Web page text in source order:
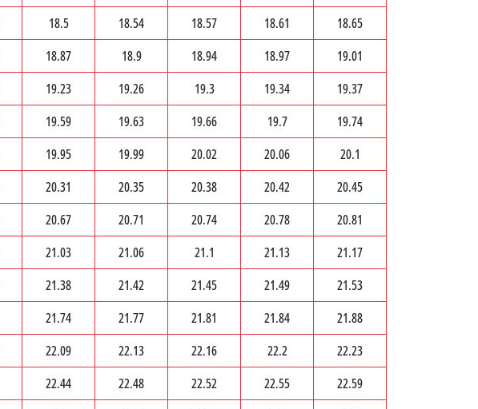
18.5 18.54 18.57 18.61
18.65
18.87 18.9 18.94 18.97
19.01
19.23 19.26 19.3 19.34
19.37
19.59 19.63 19.66 19.7
19.74
19.95 19.99 20.02 20.06
20.1
20.31 20.35 20.38 20.42
20.45
20.67 20.71 20.74 20.78
20.81
21.03 21.06 21.1 21.13
21.17
21.38 21.42 21.45 21.49
21.53
21.74 21.77 21.81 21.84
21.88
22.09 22.13 22.16 22.2
22.23
22.44 22.48 22.52 22.55
22.59